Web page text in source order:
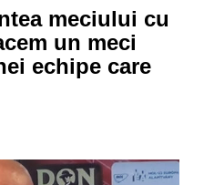
meciului cu
un meci
echipe care